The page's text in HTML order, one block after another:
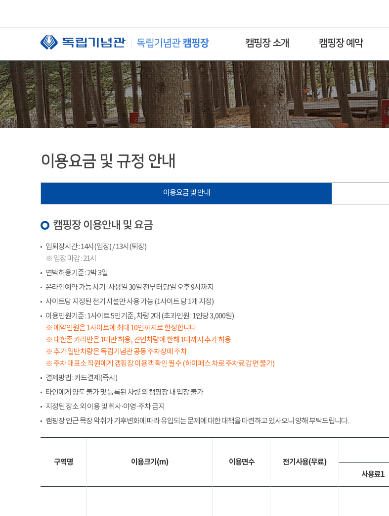
캠핑장 소개 캠핑장 예약
이용요금 및 규정 안내
이용요금 및 안내
캠핑장 이용안내 및 요금
입퇴장시간 : 14시(입장) / 13시(퇴장)
※ 입장 마감 : 21시
연박허용기준 : 2박 3일
온라인예약 가능 시기 : 사용일 30일 전부터 당일 오후 9시까지
사이트당 지정된 전기 시설만 사용 가능 (1사이트 당 1개 지정)
이용인원기준 : 1사이트 5인기준, 차량 2대 (초과인원 : 1인당 3,000원)
※ 예약인원은 1사이트에 최대 10인까지로 한정합니다.
※ 대한존 카라반은 1대만 허용, 견인차량에 한해 1대까지 추가 허용
※ 추가 일반차량은 독립기념관 공동 주차장에 주차
※ 주차 매표소 직원에게 갬핑장 이용객 확인 필수 (하이패스 차로 주차료 감면 불가)
결제방법 : 카드결제(즉시)
타인에게 양도 불가 및 등록된 차량 외 캠핑장 내 입장 불가
지정된 장소 외 이용 및 취사·야영·주차 금지
캠핑장 인근 목장 악취가 기후변화에 따라 유입되는 문제에 대한 대책을 마련하고 있사오니 양해 부탁드립니다.
구역명 이용크기(m) 이용면수 전기사용(무료)
사용료1